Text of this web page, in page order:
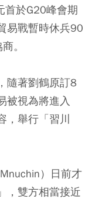
首於G20峰會期
易戰暫時休兵90
。
隨著劉鶴原訂8
被視為將進入
，舉行「習川
）日前才
，雙方相當接近